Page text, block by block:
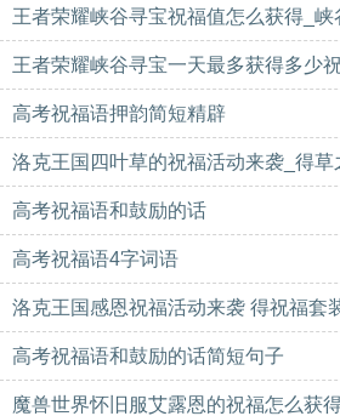
王者荣耀峡谷寻宝祝福值怎么获得_
王者荣耀峡谷寻宝一天最多获得多少
高考祝福语押韵简短精辟
洛克王国四叶草的祝福活动来袭_得草
高考祝福语和鼓励的话
高考祝福语4字词语
洛克王国感恩祝福活动来袭 得祝福套
高考祝福语和鼓励的话简短句子
魔兽世界怀旧服艾露恩的祝福怎么获